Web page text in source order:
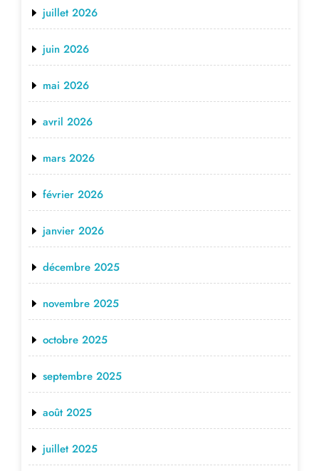
juillet 2026
juin 2026
mai 2026
avril 2026
mars 2026
février 2026
janvier 2026
décembre 2025
novembre 2025
octobre 2025
septembre 2025
août 2025
juillet 2025